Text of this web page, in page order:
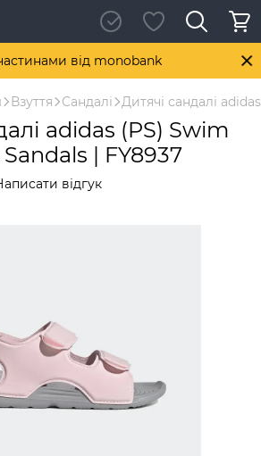
від monobank
Взуття Сандалі Дитячі сандалі
adidas (PS) Swim
| FY8937
відгук